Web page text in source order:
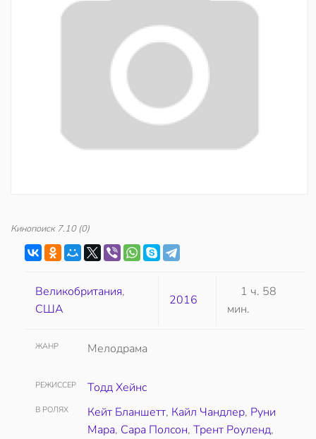
Кинопоиск 7.10(0)
Великобритания,
США
2016
1 ч. 58
мин.
ЖАНР Мелодрама
РЕЖИССЕР Тодд Хейнс
В РОЛЯХ Кейт Бланшетт, Кайл Чандлер, Руни
Мара, Сара Полсон, Трент Роуленд,